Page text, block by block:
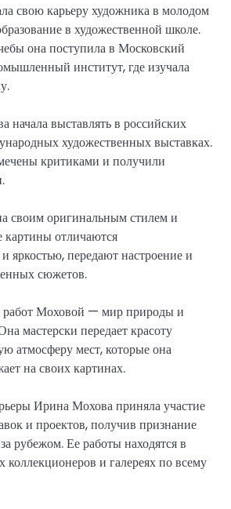
свою карьеру художника в молодом
в художественной школе.
она поступила в Московский
институт, где изучала
начала выставлять в российских
художественных выставках.
критиками и получили
своим оригинальным стилем и
отличаются
яркостью, передают настроение и
сюжетов.
работ Моховой — мир природы и
мастерски передает красоту
атмосферу мест, которые она
на своих картинах.
Ирина Мохова приняла участие
и проектов, получив признание
рубежом. Ее работы находятся в
коллекционеров и галереях по всему